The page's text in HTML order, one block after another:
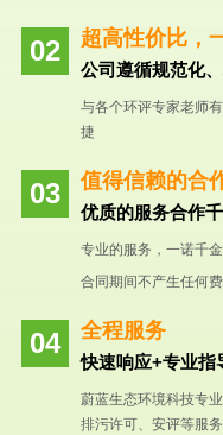
超高性价比，
公司遵循规范化
与各个环评专家老师
捷
值得信赖的合
优质的服务合作
专业的服务，一诺千
合同期间不产生任何
全程服务
快速响应+专业指
蔚蓝生态环境科技专
排污许可、安评等服务